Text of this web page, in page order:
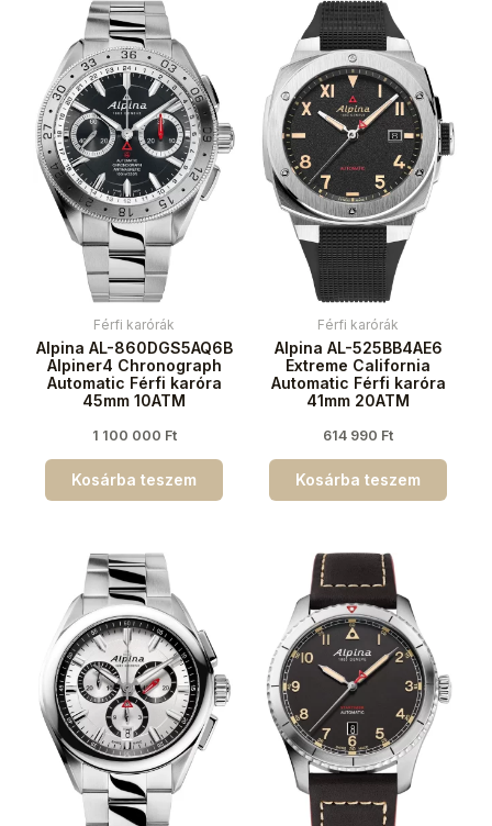
Férfi karórák
Alpina AL-860DGS5AQ6B
Alpiner4 Chronograph
Automatic Férfi karóra
45mm 10ATM
1 100 000 Ft
Kosárba teszem
Férfi karórák
Alpina AL-525BB4AE6
Extreme California
Automatic Férfi karóra
41mm 20ATM
614 990 Ft
Kosárba teszem